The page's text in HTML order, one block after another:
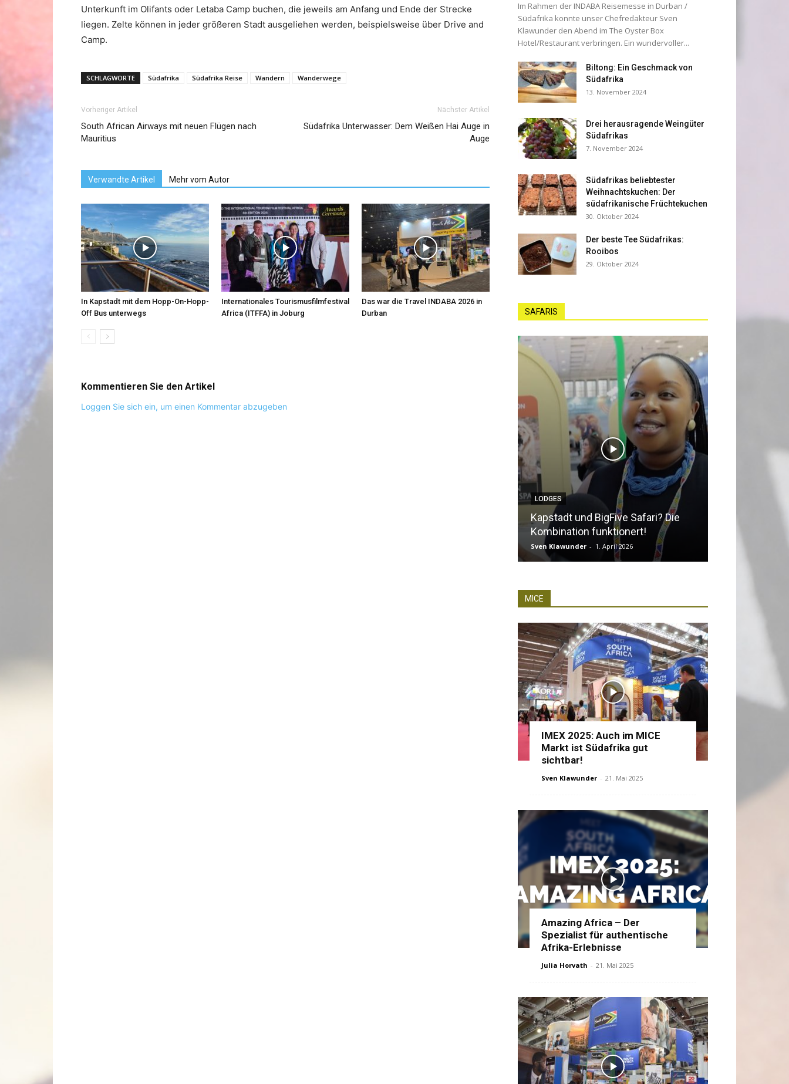
Unterkunft im Olifants oder Letaba Camp buchen, die jeweils am Anfang und Ende der Strecke
liegen. Zelte können in jeder größeren Stadt ausgeliehen werden, beispielsweise über Drive and
Camp.
SCHLAGWORTE Südafrika Südafrika Reise Wandern Wanderwege
Vorheriger Artikel
South African Airways mit neuen Flügen nach
Mauritius
Nächster Artikel
Südafrika Unterwasser: Dem Weißen Hai Auge in
Auge
Verwandte Artikel Mehr vom Autor
In Kapstadt mit dem Hopp-On-Hopp-
Off Bus unterwegs
Internationales Tourismusfilmfestival
Africa (ITFFA) in Joburg
Das war die Travel INDABA 2026 in
Durban
Kommentieren Sie den Artikel
Loggen Sie sich ein, um einen Kommentar abzugeben
Im Rahmen der INDABA Reisemesse in Durban /
Südafrika konnte unser Chefredakteur Sven
Klawunder den Abend im The Oyster Box
Hotel/Restaurant verbringen. Ein wundervoller...
Biltong: Ein Geschmack von
Südafrika
13. November 2024
Drei herausragende Weingüter
Südafrikas
7. November 2024
Südafrikas beliebtester
Weihnachtskuchen: Der
südafrikanische Früchtekuchen
30. Oktober 2024
Der beste Tee Südafrikas:
Rooibos
29. Oktober 2024
SAFARIS
LODGES
Kapstadt und BigFive Safari? Die
Kombination funktionert!
Sven Klawunder - 1. April 2026
MICE
IMEX 2025: Auch im MICE
Markt ist Südafrika gut
sichtbar!
Sven Klawunder - 21. Mai 2025
Amazing Africa – Der
Spezialist für authentische
Afrika-Erlebnisse
Julia Horvath - 21. Mai 2025